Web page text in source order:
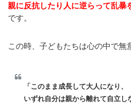
親に反抗したり人に逆らって乱暴
です。
この時、子どもたちは心の中で無
「このまま成長して大人になり、
いずれ自分は親から離れて自立し